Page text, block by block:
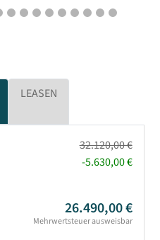
LEASEN
32.120,00 €
-5.630,00 €
26.490,00 €
Mehrwertsteuer ausweisbar